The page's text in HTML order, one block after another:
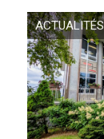
ACTUALITÉS